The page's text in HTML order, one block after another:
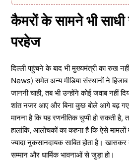
कैमरों के सामने भी साधी
परहेज
दिल्ली पहुंचने के बाद भी मुख्यमंत्री का रुख
News) समेत अन्य मीडिया संस्थानों ने हिजाब
जाननी चाही, तब भी उन्होंने कोई जवाब नहीं
शांत नजर आए और बिना कुछ बोले आगे बढ़
मानना है कि यह रणनीतिक चुप्पी हो सकती
हालांकि, आलोचकों का कहना है कि ऐसे
ज्यादा नुकसानदायक साबित होता है।
सम्मान और धार्मिक भावनाओं से जुड़ा हो।